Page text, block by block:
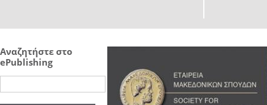
Αναζητήστε στο
ePublishing